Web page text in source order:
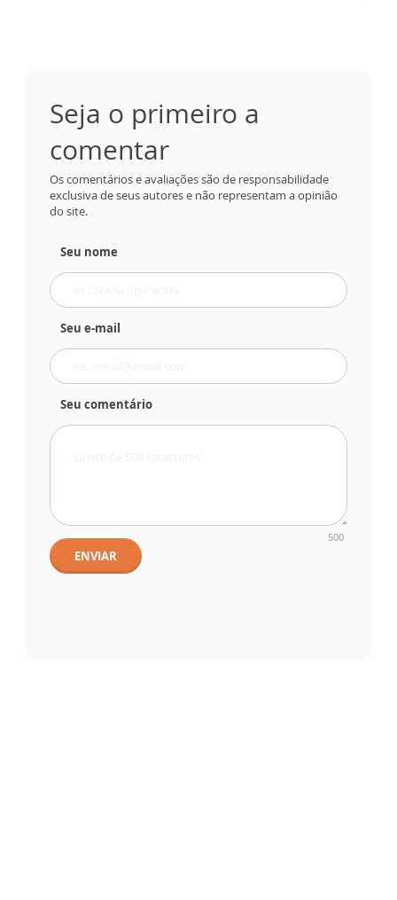
Seja o primeiro a
comentar
Os comentários e avaliações são de responsabilidade
exclusiva de seus autores e não representam a opinião
do site.
Seu nome
Seu e-mail
Seu comentário
500
ENVIAR